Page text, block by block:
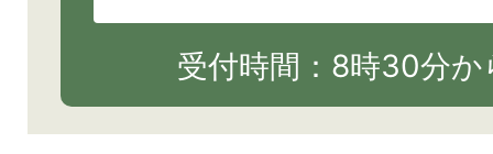
受付時間：8時30分